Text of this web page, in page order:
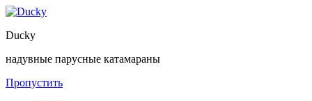
Ducky
надувные парусные катамараны
Пропустить